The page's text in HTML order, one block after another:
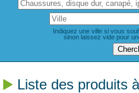
Indiquez une ville si vous
sinon laissez vide pour
Liste des produits